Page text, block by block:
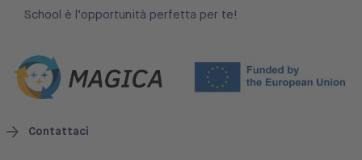
School è l’opportunità perfetta per te!
Contattaci